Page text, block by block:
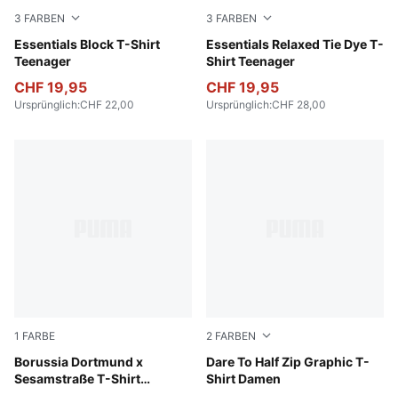
3 FARBEN
Essentials Block T-Shirt
Teenager
Emerald Ice
CHF 19,95
Ursprünglich:CHF 22,00
3 FARBEN
Essentials Relaxed Tie Dye T-
Shirt Teenager
Emerald Ice
CHF 19,95
Ursprünglich:CHF 28,00
1 FARBE
Borussia Dortmund x
Sesamstraße T-Shirt
Yellow Sizzle-PUMA Black
2 FARBEN
Dare To Half Zip Graphic T-
Shirt Damen
Deep Plum